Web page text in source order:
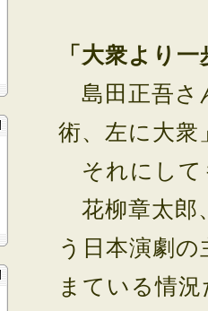
「大衆より
島田正吾さ
術、左に大
それにして
花柳章太郎
う日本演劇
まている情況